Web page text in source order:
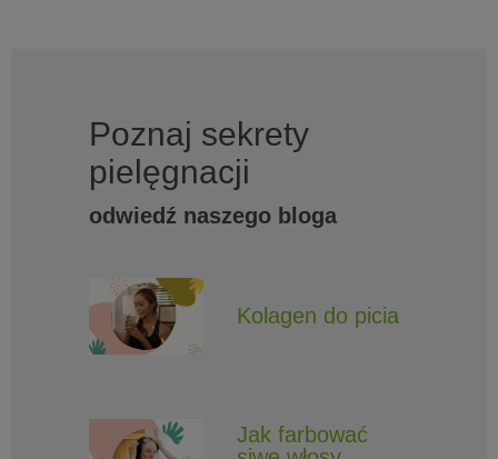
Poznaj sekrety
pielęgnacji
odwiedź naszego bloga
Kolagen do picia
Jak farbować